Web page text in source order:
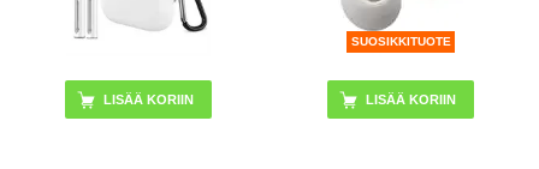
LISÄÄ KORIIN
SUOSIKKITUOTE